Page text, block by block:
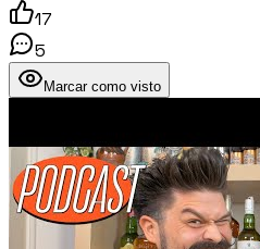
17
5
Marcar como visto